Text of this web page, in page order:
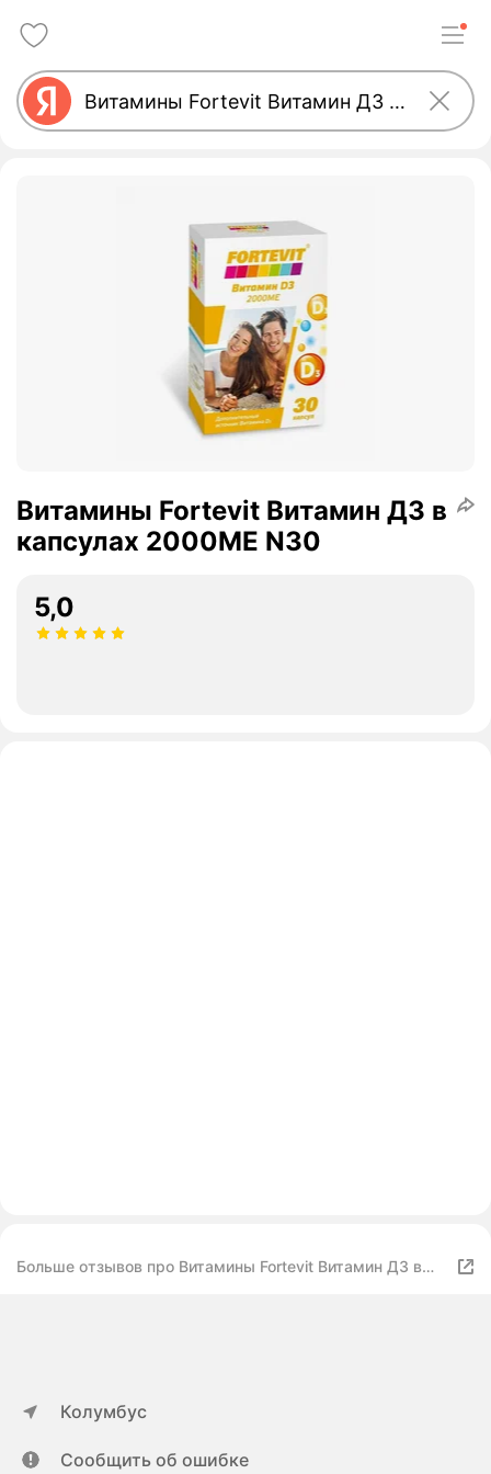
Витамины Fortevit Витамин Д3 в
капсулах 2000МЕ N30
5,0
Больше отзывов про Витамины Fortevit Витамин Д3 в
Колумбус
Сообщить об ошибке